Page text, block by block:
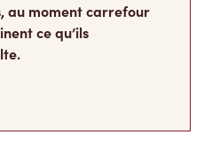
au moment carrefour
ce qu’ils